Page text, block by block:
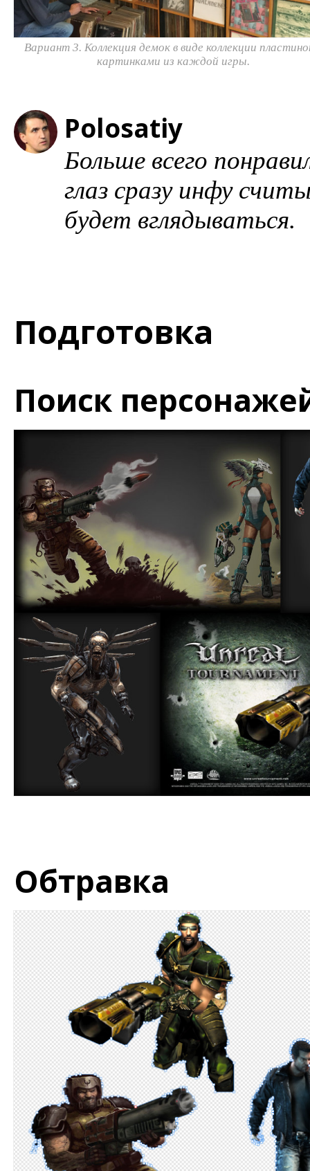
Вариант 3. Коллекция демок в виде коллекции
картинками из каждой игры.
Polosatiy
Больше всего
глаз сразу инфу
будет вглядываться.
Подготовка
Поиск
Обтравка